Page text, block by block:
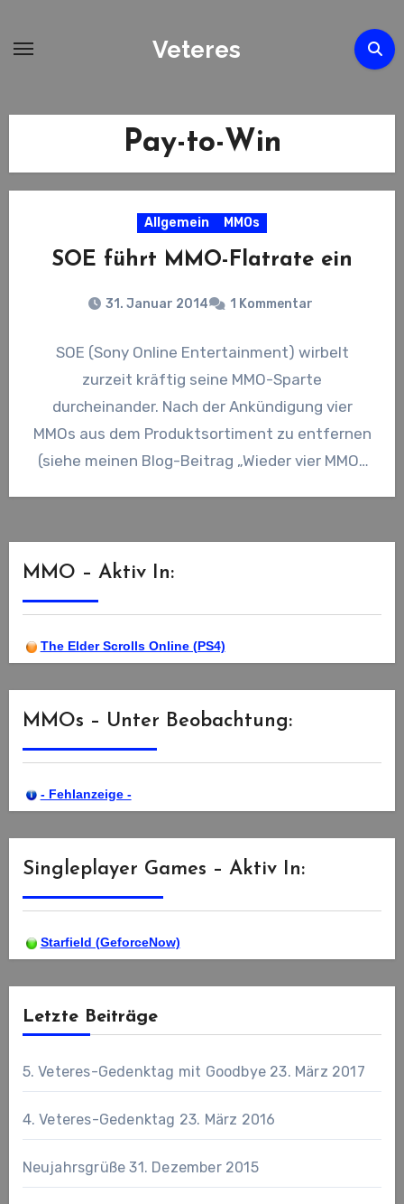
Veteres
Pay-to-Win
Allgemein MMOs
SOE führt MMO-Flatrate ein
31. Januar 2014 1 Kommentar
SOE (Sony Online Entertainment) wirbelt
zurzeit kräftig seine MMO-Sparte
durcheinander. Nach der Ankündigung vier
MMOs aus dem Produktsortiment zu entfernen
(siehe meinen Blog-Beitrag „Wieder vier MMOs
MMO – Aktiv In:
The Elder Scrolls Online (PS4)
MMOs – Unter Beobachtung:
- Fehlanzeige -
Singleplayer Games – Aktiv In:
Starfield (GeforceNow)
Letzte Beiträge
5. Veteres-Gedenktag mit Goodbye 23. März 2017
4. Veteres-Gedenktag 23. März 2016
Neujahrsgrüße 31. Dezember 2015